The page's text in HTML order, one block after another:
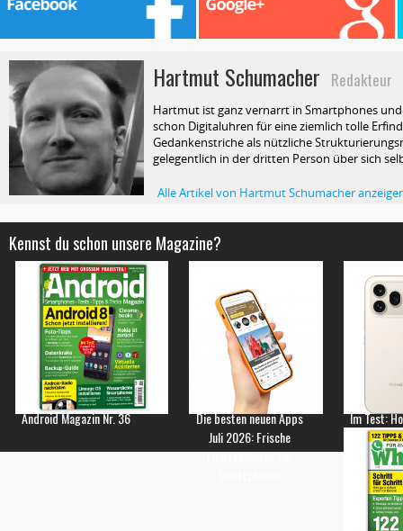
Hartmut Schumacher Redakteur
Hartmut ist ganz vernarrt in Smartphones
schon Digitaluhren für eine ziemlich tolle
Gedankenstriche als nützliche
gelegentlich in der dritten Person über sich
Alle Artikel von Hartmut Schumacher
Kennst du schon unsere Magazine?
Android Magazin Nr. 36
Die besten neuen Apps
Juli 2026: Frische
Empfehlungen für
Im Test: